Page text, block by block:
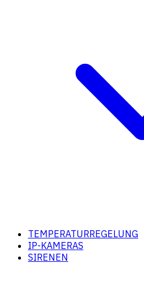
TEMPERATURREGELUNG
IP-KAMERAS
SIRENEN